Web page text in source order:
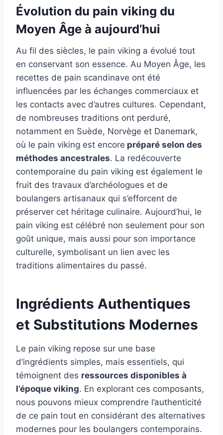
Évolution du pain viking du
Moyen Âge à aujourd’hui
Au fil des siècles, le pain viking a évolué tout
en conservant son essence. Au Moyen Âge, les
recettes de pain scandinave ont été
influencées par les échanges commerciaux et
les contacts avec d’autres cultures. Cependant,
de nombreuses traditions ont perduré,
notamment en Suède, Norvège et Danemark,
où le pain viking est encore préparé selon des
méthodes ancestrales. La redécouverte
contemporaine du pain viking est également le
fruit des travaux d’archéologues et de
boulangers artisanaux qui s’efforcent de
préserver cet héritage culinaire. Aujourd’hui, le
pain viking est célébré non seulement pour son
goût unique, mais aussi pour son importance
culturelle, symbolisant un lien avec les
traditions alimentaires du passé.
Ingrédients Authentiques
et Substitutions Modernes
Le pain viking repose sur une base
d’ingrédients simples, mais essentiels, qui
témoignent des ressources disponibles à
l’époque viking. En explorant ces composants,
nous pouvons mieux comprendre l’authenticité
de ce pain tout en considérant des alternatives
modernes pour les boulangers contemporains.